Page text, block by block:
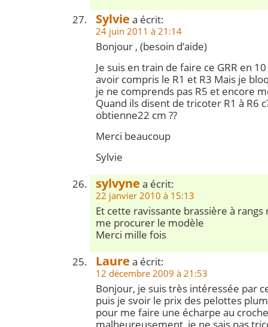
Sylvie a écrit:
24 juin 2011 à 21:14
Bonjour , (besoin d’aide)
Je suis en train de faire ce GRR en
avoir compris le R1 et R3 Mais je
je ne comprends pas R5 et encore
Quand ils disent de tricoter R1 à R6
obtienne22 cm ??
Merci beaucoup
Sylvie
sylvyne a écrit:
22 janvier 2010 à 15:13
Et cette ravissante brassière à rangs
me procurer le modèle
Merci mille fois
Laure a écrit:
12 décembre 2009 à 21:53
Bonjour, je suis très intéressée par
puis je svoir le prix des pelottes
pour me faire une écharpe au
malheureusement, je ne sais pas